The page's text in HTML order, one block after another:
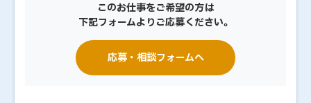
このお仕事をご希望の方は
下記フォームよりご応募ください。
応募・相談フォームへ